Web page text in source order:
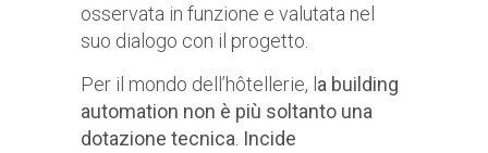
osservata in funzione e valutata nel
suo dialogo con il progetto.
Per il mondo dell’hôtellerie, l a building
automation non è più soltanto una
dotazione tecnica. Incide